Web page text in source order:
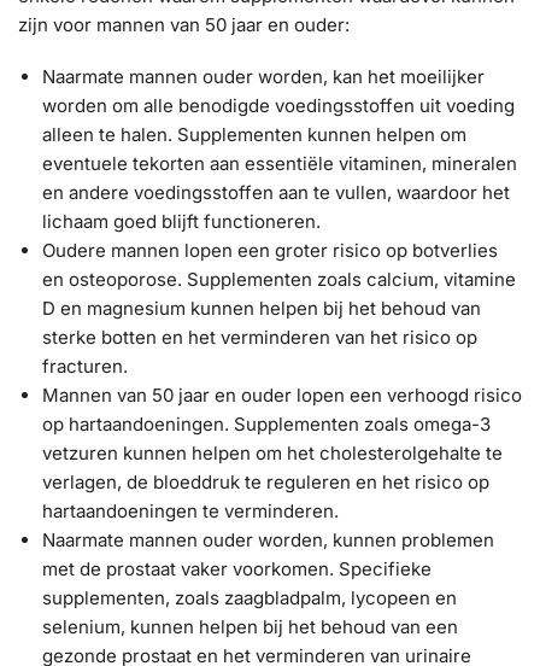
zijn voor mannen van 50 jaar en ouder:
Naarmate mannen ouder worden, kan het moeilijker
worden om alle benodigde voedingsstoffen uit voeding
alleen te halen. Supplementen kunnen helpen om
eventuele tekorten aan essentiële vitaminen, mineralen
en andere voedingsstoffen aan te vullen, waardoor het
lichaam goed blijft functioneren.
Oudere mannen lopen een groter risico op botverlies
en osteoporose. Supplementen zoals calcium, vitamine
D en magnesium kunnen helpen bij het behoud van
sterke botten en het verminderen van het risico op
fracturen.
Mannen van 50 jaar en ouder lopen een verhoogd risico
op hartaandoeningen. Supplementen zoals omega-3
vetzuren kunnen helpen om het cholesterolgehalte te
verlagen, de bloeddruk te reguleren en het risico op
hartaandoeningen te verminderen.
Naarmate mannen ouder worden, kunnen problemen
met de prostaat vaker voorkomen. Specifieke
supplementen, zoals zaagbladpalm, lycopeen en
selenium, kunnen helpen bij het behoud van een
gezonde prostaat en het verminderen van urinaire